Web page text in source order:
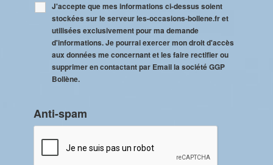
J'accepte que mes informations ci-dessus soient
stockées sur le serveur les-occasions-bollene.fr et
utilisées exclusivement pour ma demande
d'informations. Je pourrai exercer mon droit d'accès
aux données me concernant et les faire rectifier ou
supprimer en contactant par Email la société GGP
Bollène.
Anti-spam